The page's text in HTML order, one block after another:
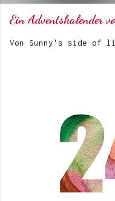
Ein Adventskalender
Von Sunny's side of